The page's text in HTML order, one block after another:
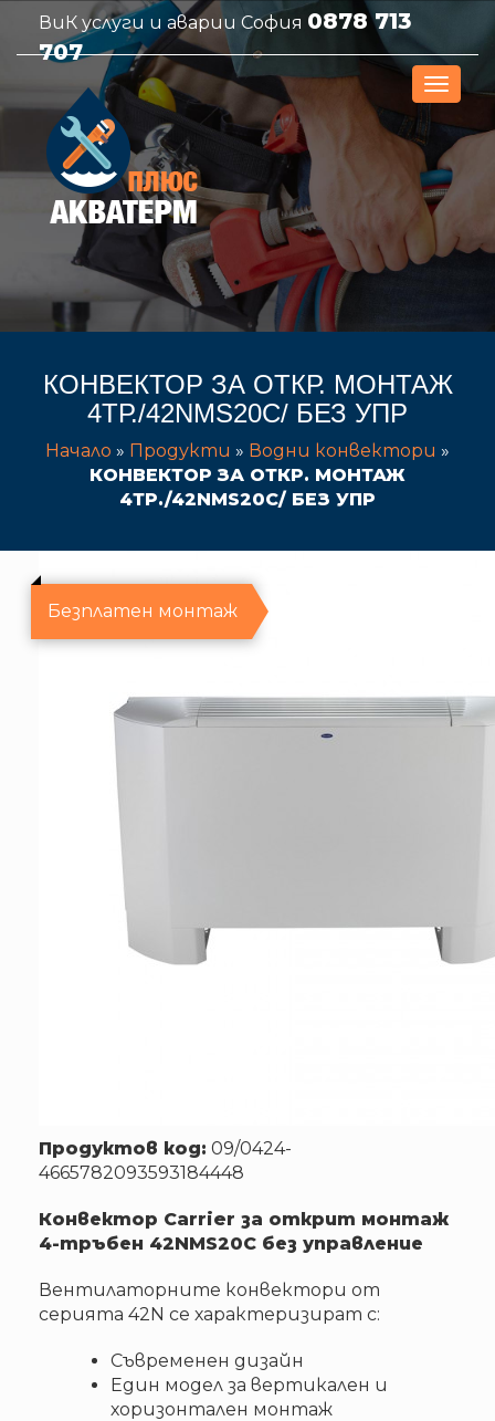
ВиК услуги и аварии София 0878 713
707
КОНВЕКТОР ЗА ОТКР. МОНТАЖ
4ТР./42NMS20C/ БЕЗ УПР
Начало » Продукти » Водни конвектори »
КОНВЕКТОР ЗА ОТКР. МОНТАЖ
4ТР./42NMS20C/ БЕЗ УПР
Безплатен монтаж
Продуктов код: 09/0424-
4665782093593184448
Конвектор Carrier за открит монтаж
4-тръбен 42NMS20C без управление
Вентилаторните конвектори от
серията 42N се характеризират с:
Съвременен дизайн
Един модел за вертикален и
хоризонтален монтаж